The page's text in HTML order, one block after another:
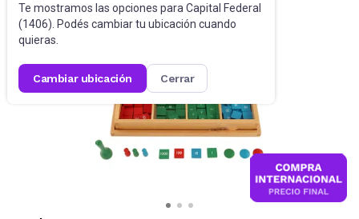
Te mostramos las opciones para Capital Federal
(1406). Podés cambiar tu ubicación cuando
quieras.
cambiar ubicación cerrar